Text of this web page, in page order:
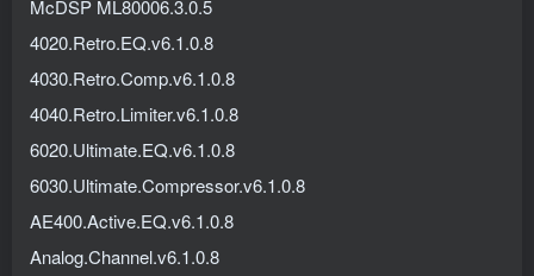
McDSP ML80006.3.0.5
4020.Retro.EQ.v6.1.0.8
4030.Retro.Comp.v6.1.0.8
4040.Retro.Limiter.v6.1.0.8
6020.Ultimate.EQ.v6.1.0.8
6030.Ultimate.Compressor.v6.1.0.8
AE400.Active.EQ.v6.1.0.8
Analog.Channel.v6.1.0.8